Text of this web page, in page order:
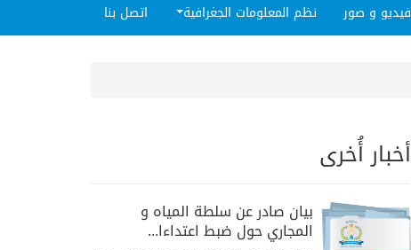
فيديو و صور نظم المعلومات الجغرافية اتصل بنا
أخبار أُخرى
بيان صادر عن سلطة المياه و
المجاري حول ضبط اعتداءا...